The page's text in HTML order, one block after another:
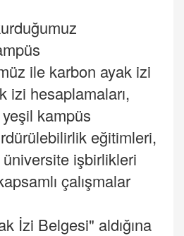
ile karbon ayak izi
izi hesaplamaları,
kampüs
eğitimleri,
işbirlikleri
çalışmalar
İzi Belgesi" aldığına